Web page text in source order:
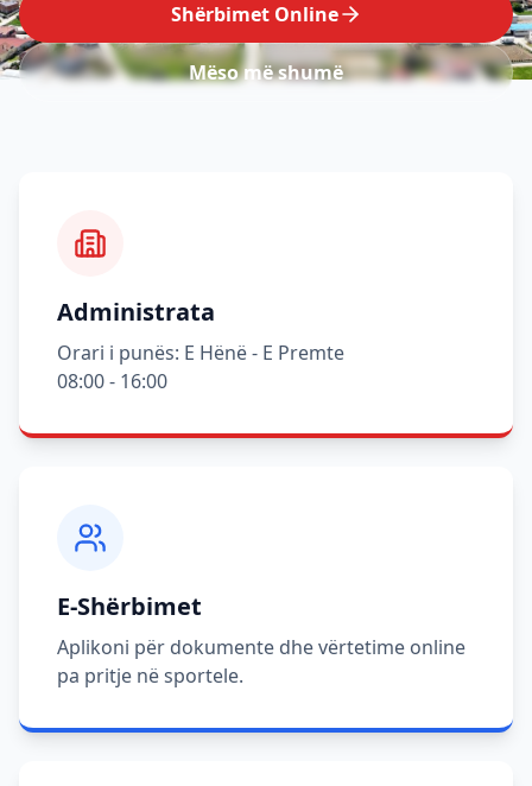
Shërbimet Online
Mëso më shumë
Administrata
Orari i punës: E Hënë - E Premte
08:00 - 16:00
E-Shërbimet
Aplikoni për dokumente dhe vërtetime online
pa pritje në sportele.